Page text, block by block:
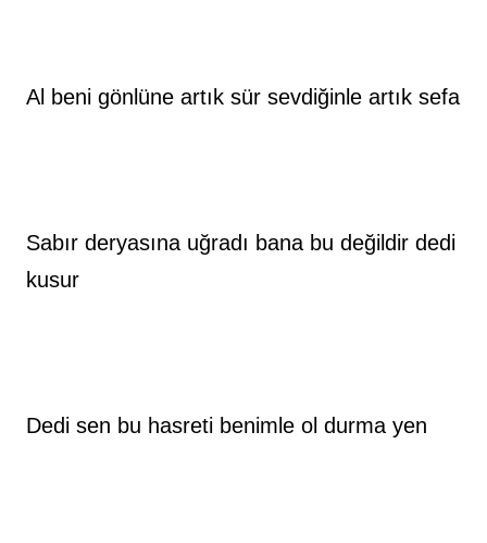
Al beni gönlüne artık sür sevdiğinle artık sefa
Sabır deryasına uğradı bana bu değildir dedi
kusur
Dedi sen bu hasreti benimle ol durma yen